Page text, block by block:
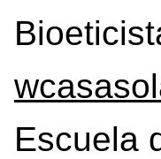
Escuela